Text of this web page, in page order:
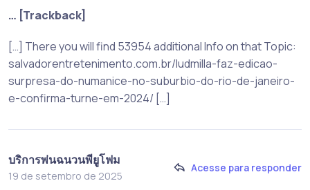
… [Trackback]
[…] There you will find 53954 additional Info on that Topic:
salvadorentretenimento.com.br/ludmilla-faz-edicao-
surpresa-do-numanice-no-suburbio-do-rio-de-janeiro-
e-confirma-turne-em-2024/ […]
บริการพ่นฉนวนพียูโฟม
19 de setembro de 2025
Acesse para responder